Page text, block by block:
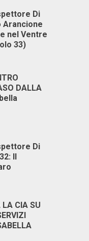
Di
Arancione
nel Ventre
33)
DALLA
Di
Il
LA CIA SU